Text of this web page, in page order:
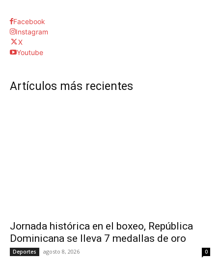
Facebook
Instagram
X
Youtube
Artículos más recientes
Jornada histórica en el boxeo, República
Dominicana se lleva 7 medallas de oro
Deportes agosto 8, 2026 0